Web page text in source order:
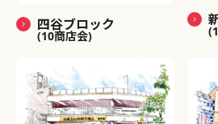
四谷ブロック
(10商店会)